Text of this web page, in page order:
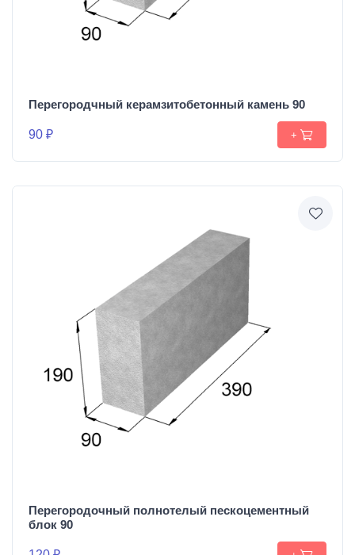
Перегородчный керамзитобетонный камень 90
90 ₽ +
Перегородочный полнотелый пескоцементный
блок 90